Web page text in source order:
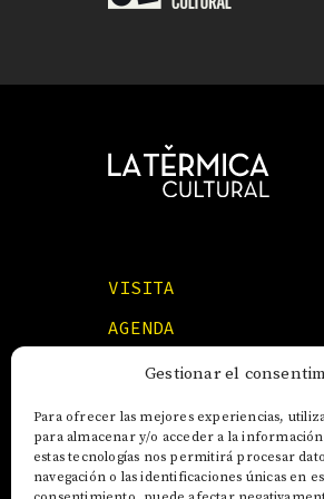
Gestionar el
Para ofrecer las mejores experiencias,
para almacenar y/o acceder a la
estas tecnologías nos permitirá procesar
navegación o las identificaciones únicas en
VISITA
AGENDA
FORMACIONES